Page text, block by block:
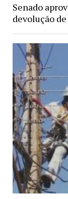
Senado
devolução